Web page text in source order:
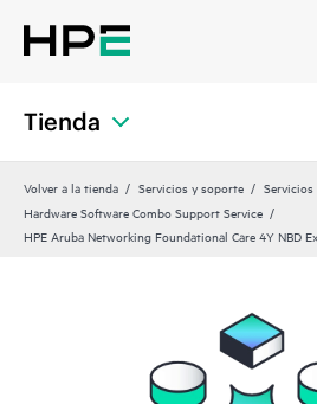
Tienda
Volver a la tienda Servicios y soporte
Hardware Software Combo Support Service
HPE Aruba Networking Foundational Care 4Y NBD